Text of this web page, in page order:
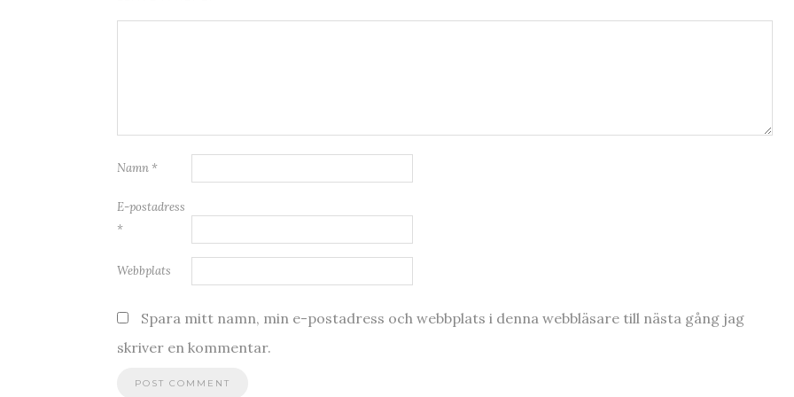
Namn *
E-postadress
*
Webbplats
Spara mitt namn, min e-postadress och webbplats i denna webbläsare till nästa gång jag
skriver en kommentar.